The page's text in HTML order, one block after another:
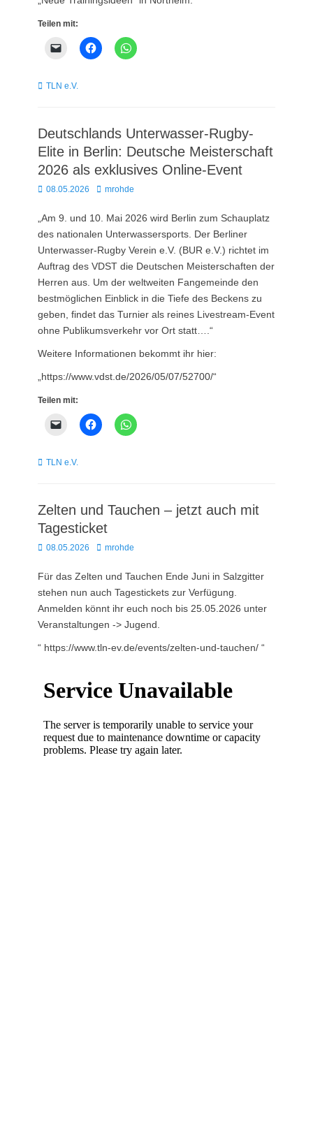
Teilen mit:
Kategorien
TLN e.V.
Deutschlands Unterwasser-Rugby-
Elite in Berlin: Deutsche Meisterschaft
2026 als exklusives Online-Event
Posted
08.05.2026 Autor
mrohde
„Am 9. und 10. Mai 2026 wird Berlin zum Schauplatz
des nationalen Unterwassersports. Der Berliner
Unterwasser-Rugby Verein e.V. (BUR e.V.) richtet im
Auftrag des VDST die Deutschen Meisterschaften der
Herren aus. Um der weltweiten Fangemeinde den
bestmöglichen Einblick in die Tiefe des Beckens zu
geben, findet das Turnier als reines Livestream-Event
ohne Publikumsverkehr vor Ort statt….“
Weitere Informationen bekommt ihr hier:
„https://www.vdst.de/2026/05/07/52700/“
Teilen mit:
Kategorien
TLN e.V.
Zelten und Tauchen – jetzt auch mit
Tagesticket
Posted
08.05.2026 Autor
mrohde
Für das Zelten und Tauchen Ende Juni in Salzgitter
stehen nun auch Tagestickets zur Verfügung.
Anmelden könnt ihr euch noch bis 25.05.2026 unter
Veranstaltungen -> Jugend.
“ https://www.tln-ev.de/events/zelten-und-tauchen/ “